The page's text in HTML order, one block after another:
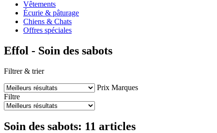
Vêtements
Écurie & pâturage
Chiens & Chats
Offres spéciales
Effol - Soin des sabots
Filtrer & trier
Prix Marques
Filtre
Soin des sabots: 11 articles